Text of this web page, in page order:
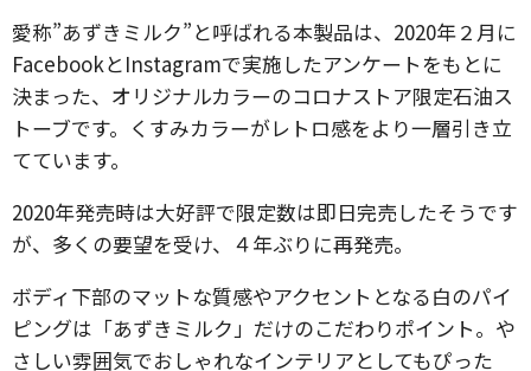
愛称”あずきミルク”と呼ばれる本製品は、2020年２月に
FacebookとInstagramで実施したアンケートをもとに
決まった、オリジナルカラーのコロナストア限定石油ス
トーブです。くすみカラーがレトロ感をより一層引き立
てています。
2020年発売時は大好評で限定数は即日完売したそうです
が、多くの要望を受け、４年ぶりに再発売。
ボディ下部のマットな質感やアクセントとなる白のパイ
ピングは「あずきミルク」だけのこだわりポイント。や
さしい雰囲気でおしゃれなインテリアとしてもぴった